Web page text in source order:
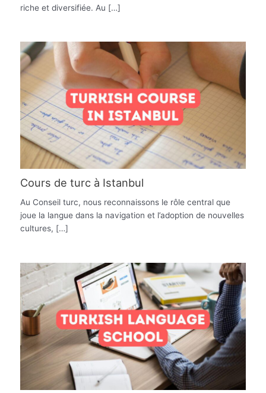
riche et diversifiée. Au […]
Cours de turc à Istanbul
Au Conseil turc, nous reconnaissons le rôle central que
joue la langue dans la navigation et l’adoption de nouvelles
cultures, […]